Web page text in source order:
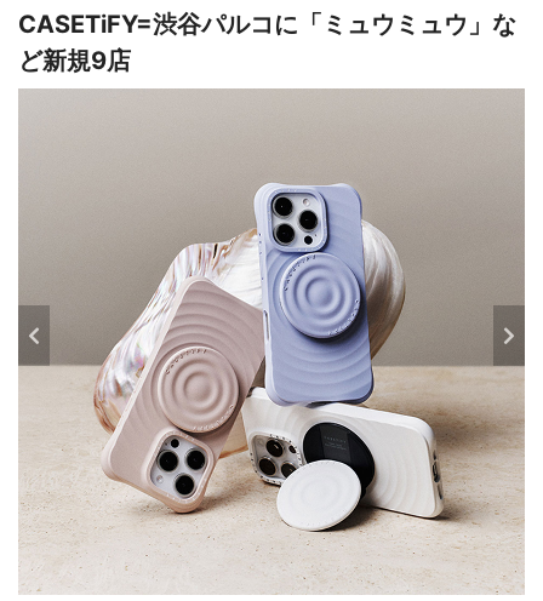
CASETiFY=渋谷パルコに「ミュウミュウ」な
ど新規9店